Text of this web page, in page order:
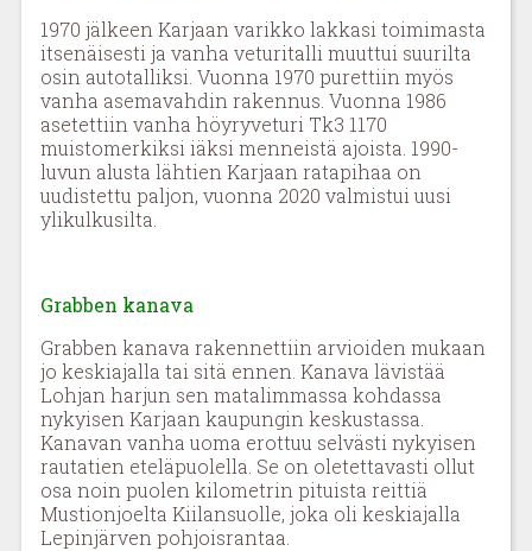
1970 jälkeen Karjaan varikko lakkasi toimimasta
itsenäisesti ja vanha veturitalli muuttui suurilta
osin autotalliksi. Vuonna 1970 purettiin myös
vanha asemavahdin rakennus. Vuonna 1986
asetettiin vanha höyryveturi Tk3 1170
muistomerkiksi iäksi menneistä ajoista. 1990-
luvun alusta lähtien Karjaan ratapihaa on
uudistettu paljon, vuonna 2020 valmistui uusi
ylikulkusilta.
Grabben kanava
Grabben kanava rakennettiin arvioiden mukaan
jo keskiajalla tai sitä ennen. Kanava lävistää
Lohjan harjun sen matalimmassa kohdassa
nykyisen Karjaan kaupungin keskustassa.
Kanavan vanha uoma erottuu selvästi nykyisen
rautatien eteläpuolella. Se on oletettavasti ollut
osa noin puolen kilometrin pituista reittiä
Mustionjoelta Kiilansuolle, joka oli keskiajalla
Lepinjärven pohjoisrantaa.